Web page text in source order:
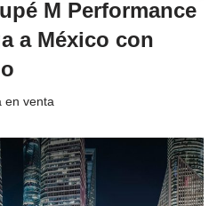
M Performance
a México con
en venta